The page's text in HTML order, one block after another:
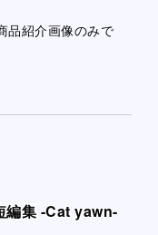
品紹介画像のみで
編集 -Cat yawn-